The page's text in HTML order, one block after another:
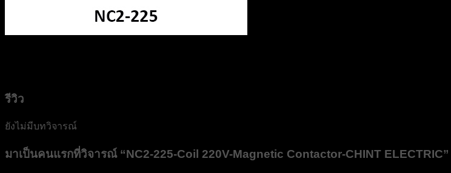
รีวิว
ยังไม่มีบทวิจารณ์
มาเป็นคนแรกที่วิจารณ์ “NC2-225-Coil 220V-Magnetic Contactor-CHINT ELECTRIC”